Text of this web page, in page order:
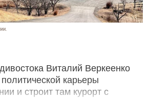
Виталий Веркеенко
карьеры
и строит там курорт с